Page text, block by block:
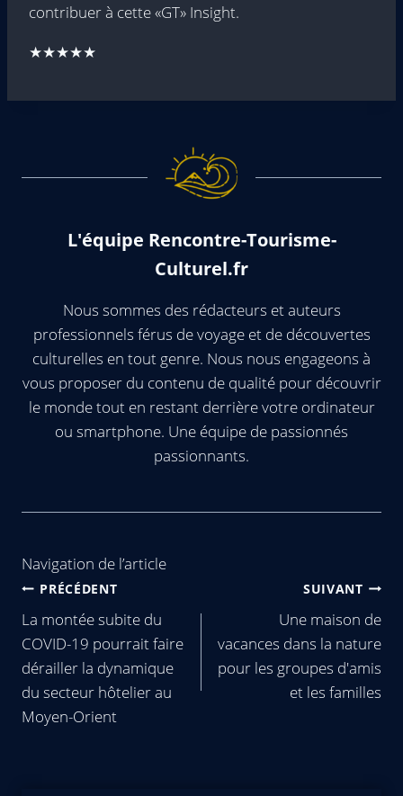
contribuer à cette «GT» Insight.
★★★★★
L'équipe Rencontre-Tourisme-
Culturel.fr
Nous sommes des rédacteurs et auteurs
professionnels férus de voyage et de découvertes
culturelles en tout genre. Nous nous engageons à
vous proposer du contenu de qualité pour découvrir
le monde tout en restant derrière votre ordinateur
ou smartphone. Une équipe de passionnés
passionnants.
Navigation de l’article
PRÉCÉDENT
La montée subite du
COVID-19 pourrait faire
dérailler la dynamique
du secteur hôtelier au
Moyen-Orient
SUIVANT
Une maison de
vacances dans la nature
pour les groupes d'amis
et les familles